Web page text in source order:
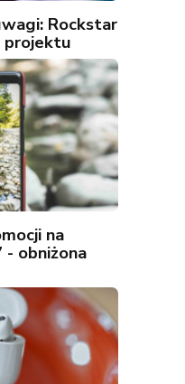
Rockstar
projektu
na
obniżona